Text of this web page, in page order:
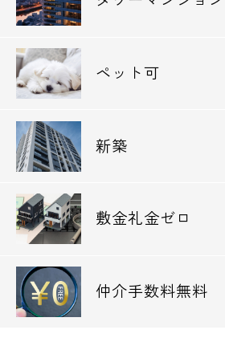
ペット可
新築
敷金礼金ゼロ
仲介手数料無料